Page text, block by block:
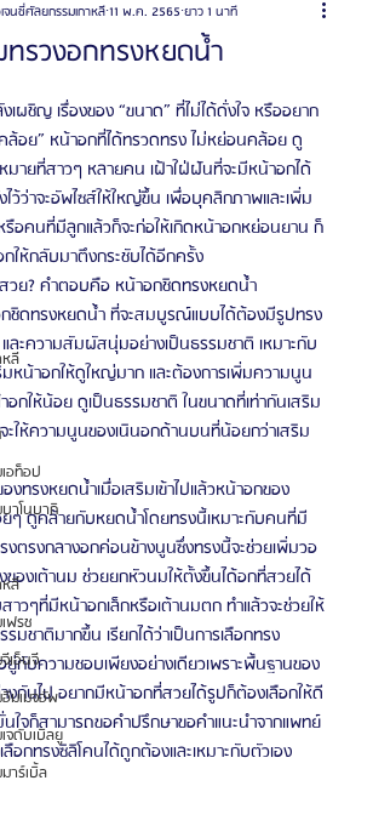
ลี
อท็อป
าโนบากิ
ลี
ฟรช
เอ็นจี
มเมจอัพ
จดับเบิลยู
าร์เบิ้ล
รวงอกทรงหยดน้ำ
จนซี่ศัลยกรรมเกาหลี11 พ.ค. 2565 ยาว 1 นาที
ดาว
ชิญ เรื่องของ “ขนาด” ที่ไม่ได้ดั่งใจ หรืออยาก
ล้อย” หน้าอกที่ได้ทรวดทรง ไม่หย่อนคล้อย ดู
มายที่สาวๆ หลายคน เฝ้าใฝ่ฝันที่จะมีหน้าอกได้
ว้ว่าจะอัพไซส์ให้ใหญ่ขึ้น เพื่อบุคลิกภาพและเพิ่ม
รือคนที่มีลูกแล้วก็จะก่อให้เกิดหน้าอกหย่อนยาน ก็
ให้กลับมาตึงกระชับได้อีกครั้ง
วย? คำตอบคือ หน้าอกชิดทรงหยดน้ำ
กชิดทรงหยดน้ำ ที่จะสมบูรณ์แบบได้ต้องมีรูปทรง
ละความสัมผัสนุ่มอย่างเป็นธรรมชาติ เหมาะกับ
หน้าอกให้ดูใหญ่มาก และต้องการเพิ่มความนูน
กให้น้อย ดูเป็นธรรมชาติ ในขนาดที่เท่ากันเสริม
ให้ความนูนของเนินอกด้านบนที่น้อยกว่าเสริม
งทรงหยดน้ำเมื่อเสริมเข้าไปแล้วหน้าอกของ
ๆ ดูคล้ายกับหยดน้ำโดยทรงนี้เหมาะกับคนที่มี
ตรงกลางอกค่อนข้างนูนซึ่งทรงนี้จะช่วยเพิ่มวอ
องเต้านม ช่วยยกหัวนมให้ตั้งขึ้นได้อกที่สวยได้
าวๆที่มีหน้าอกเล็กหรือเต้านมตก ทำแล้วจะช่วยให้
มชาติมากขึ้น เรียกได้ว่าเป็นการเลือกทรง
กับความชอบเพียงอย่างเดียวเพราะพื้นฐานของ
กันไป อยากมีหน้าอกที่สวยได้รูปก็ต้องเลือกให้ดี
นใจก็สามารถขอคำปรึกษาขอคำแนะนำจากแพทย์
ลือกทรงซิลิโคนได้ถูกต้องและเหมาะกับตัวเอง